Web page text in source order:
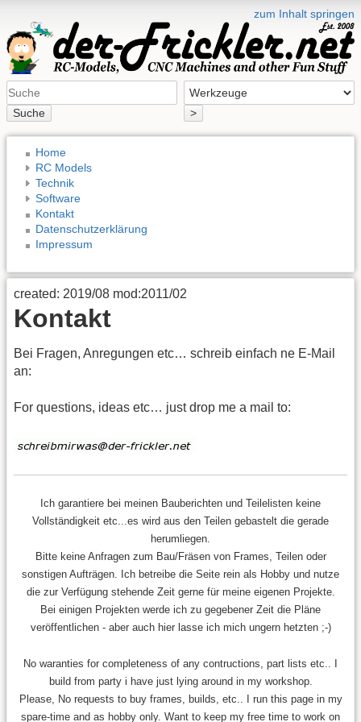
zum Inhalt springen
Suche >
Home
RC Models
Technik
Software
Kontakt
Datenschutzerklärung
Impressum
created: 2019/08 mod:2011/02
Kontakt
Bei Fragen, Anregungen etc… schreib einfach ne E-Mail
an:
For questions, ideas etc… just drop me a mail to:
Ich garantiere bei meinen Bauberichten und Teilelisten keine
Vollständigkeit etc...es wird aus den Teilen gebastelt die gerade
herumliegen.
Bitte keine Anfragen zum Bau/Fräsen von Frames, Teilen oder
sonstigen Aufträgen. Ich betreibe die Seite rein als Hobby und nutze
die zur Verfügung stehende Zeit gerne für meine eigenen Projekte.
Bei einigen Projekten werde ich zu gegebener Zeit die Pläne
veröffentlichen - aber auch hier lasse ich mich ungern hetzten ;-)
No waranties for completeness of any contructions, part lists etc.. I
build from party i have just lying around in my workshop.
Please, No requests to buy frames, builds, etc.. I run this page in my
spare-time and as hobby only. Want to keep my free time to work on